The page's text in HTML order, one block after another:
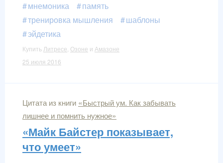
мнемоника
память
тренировка мышления
шаблоны
эйдетика
Купить Литресе Озоне и Амазоне
25 июля 2016
Цитата из книги «Быстрый ум. Как забывать
лишнее и помнить нужное»
«Майк Байстер показывает,
что умеет»